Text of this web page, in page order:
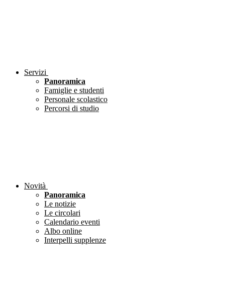
Servizi
Panoramica
Famiglie e studenti
Personale scolastico
Percorsi di studio
Novità
Panoramica
Le notizie
Le circolari
Calendario eventi
Albo online
Interpelli supplenze